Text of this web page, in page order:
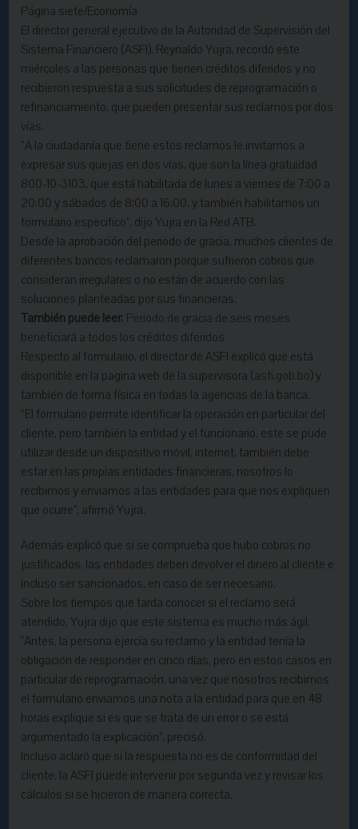
Página siete/Economía
El director general ejecutivo de la Autoridad de Supervisión del
Sistema Financiero (ASFI), Reynaldo Yujra, recordó este
miércoles a las personas que tienen créditos diferidos y no
recibieron respuesta a sus solicitudes de reprogramación o
refinanciamiento, que pueden presentar sus reclamos por dos
vías.
“A la ciudadanía que tiene estos reclamos le invitamos a
expresar sus quejas en dos vías, que son la línea gratuidad
800-10-3103, que está habilitada de lunes a viernes de 7:00 a
20:00 y sábados de 8:00 a 16:00, y también habilitamos un
formulario especifico”, dijo Yujra en la Red ATB.
Desde la aprobación del periodo de gracia, muchos clientes de
diferentes bancos reclamaron porque sufrieron cobros que
consideran irregulares o no están de acuerdo con las
soluciones planteadas por sus financieras.
También puede leer: Periodo de gracia de seis meses
beneficiará a todos los créditos diferidos
Respecto al formulario, el director de ASFI explicó que está
disponible en la pagina web de la supervisora (asfi.gob.bo) y
también de forma física en todas la agencias de la banca.
“El formulario permite identificar la operación en particular del
cliente, pero también la entidad y el funcionario, este se pude
utilizar desde un dispositivo móvil, internet, también debe
estar en las propias entidades financieras, nosotros lo
recibimos y enviamos a las entidades para que nos expliquen
que ocurre”, afirmó Yujra.
Además explicó que si se comprueba que hubo cobros no
justificados, las entidades deben devolver el dinero al cliente e
incluso ser sancionados, en caso de ser necesario.
Sobre los tiempos que tarda conocer si el reclamo será
atendido, Yujra dijo que este sistema es mucho más ágil.
"Antes, la persona ejercía su reclamo y la entidad tenía la
obligación de responder en cinco días, pero en estos casos en
particular de reprogramación, una vez que nosotros recibimos
el formulario enviamos una nota a la entidad para que en 48
horas explique si es que se trata de un error o se está
argumentado la explicación”, precisó.
Incluso aclaró que si la respuesta no es de conformidad del
cliente, la ASFI puede intervenir por segunda vez y revisar los
cálculos si se hicieron de manera correcta.